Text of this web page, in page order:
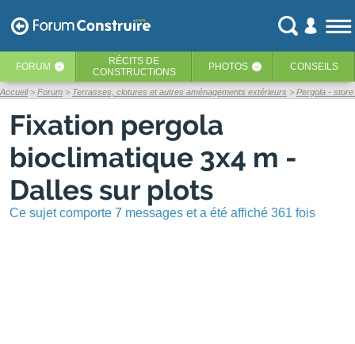
FORUM ‹ RÉCITS DE
CONSTRUCTIONS
PHOTOS ‹ CONSEILS
Accueil Forum Terrasses, clotures et autres aménagements extérieurs Pergola -
Fixation pergola
bioclimatique 3x4 m -
Dalles sur plots
Ce sujet comporte 7 messages et a été affiché 361 fois